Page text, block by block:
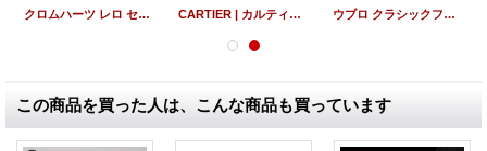
クロムハーツ レロ セメタリークロスパッチ ショルダーバッグ CHクロス カスタム CARTIER | カルティエ タンクフランセーズMM 美品 ウブロ クラシックフュージョン アフターダイヤ ベゼル 511.NX.1171.LR チタニウム
この商品を買った人は、こんな商品も買っています